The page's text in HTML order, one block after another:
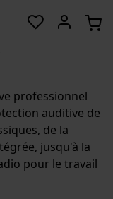
professionnel
auditive de
de la
jusqu'à la
pour le travail